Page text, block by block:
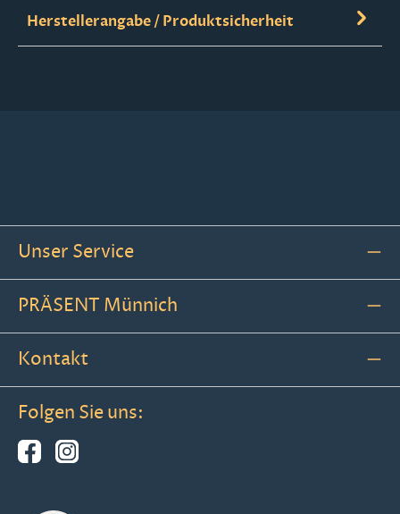
Herstellerangabe / Produktsicherheit
Unser Service
PRÄSENT Münnich
Kontakt
Folgen Sie uns: